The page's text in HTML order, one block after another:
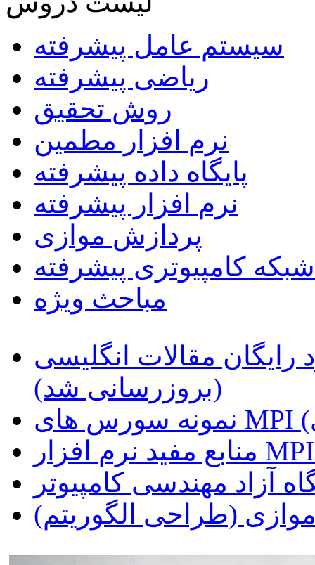
سیستم عامل پیشرفته
ریاضی پیشرفته
روش تحقیق
نرم افزار مطمین
پایگاه داده پیشرفته
نرم افزار پیشرفته
پردازش موازی
شبکه کامپیوتری پیشرفته
مباحث ویژه
مقالات انگلیسی
(بروزرسانی شد)
آزاد مهندسی کامپیوتر
(طراحی الگوریتم)